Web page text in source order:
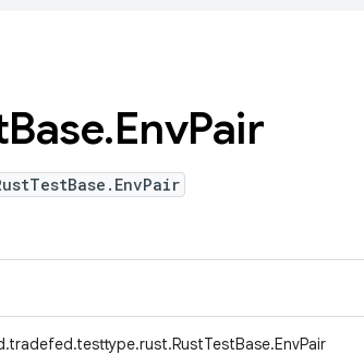
Base.EnvPair